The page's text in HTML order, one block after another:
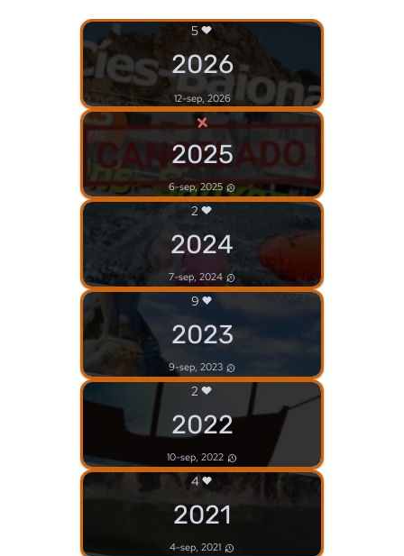
5
2026
12-sep, 2026
×
2025
6-sep, 2025
2
2024
7-sep, 2024
9
2023
9-sep, 2023
2
2022
10-sep, 2022
4
2021
4-sep, 2021